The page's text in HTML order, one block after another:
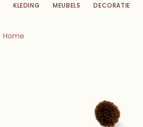
KLEDING MEUBELS DECORATIE
Home